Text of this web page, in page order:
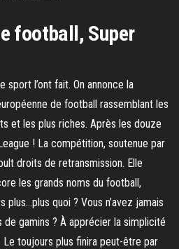
football, Super
sport l’ont fait. On annonce la
de football rassemblant les
et les plus riches. Après les douze
! La compétition, soutenue par
droits de retransmission. Elle
les grands noms du football,
quoi ? Vous n’avez jamais
de gamins ? À apprécier la simplicité
Le toujours plus finira peut-être par